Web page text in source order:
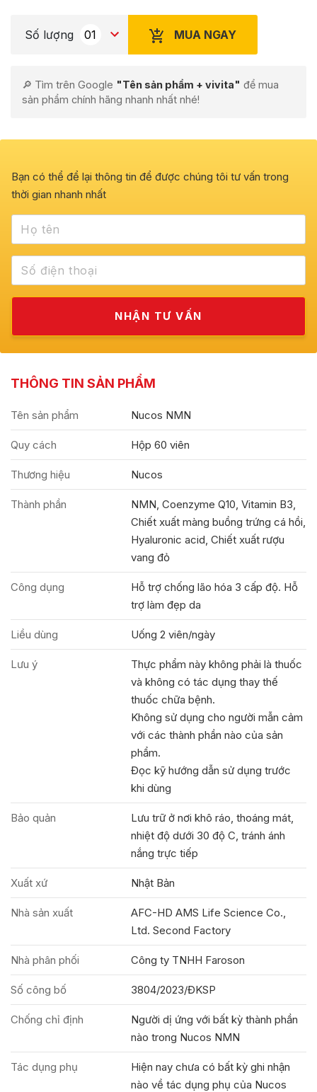
Số lượng MUA NGAY
🔎 Tìm trên Google "Tên sản phẩm + vivita" để mua
sản phẩm chính hãng nhanh nhất nhé!
Bạn có thể để lại thông tin để được chúng tôi tư vấn trong
thời gian nhanh nhất
THÔNG TIN SẢN PHẨM
Tên sản phẩm Nucos NMN
Quy cách Hộp 60 viên
Thương hiệu Nucos
Thành phần
NMN, Coenzyme Q10, Vitamin B3,
Chiết xuất màng buồng trứng cá hồi,
Hyaluronic acid, Chiết xuất rượu
vang đỏ
Công dụng
Hỗ trợ chống lão hóa 3 cấp độ. Hỗ
trợ làm đẹp da
Liều dùng Uống 2 viên/ngày
Lưu ý
Thực phẩm này không phải là thuốc
và không có tác dụng thay thế
thuốc chữa bệnh.
Không sử dụng cho người mẫn cảm
với các thành phần nào của sản
phẩm.
Đọc kỹ hướng dẫn sử dụng trước
khi dùng
Bảo quản
Lưu trữ ở nơi khô ráo, thoáng mát,
nhiệt độ dưới 30 độ C, tránh ánh
nắng trực tiếp
Xuất xứ Nhật Bản
Nhà sản xuất
AFC-HD AMS Life Science Co.,
Ltd. Second Factory
Nhà phân phối Công ty TNHH Faroson
Số công bố 3804/2023/ĐKSP
Chống chỉ định
Người dị ứng với bất kỳ thành phần
nào trong Nucos NMN
Tác dụng phụ
Hiện nay chưa có bất kỳ ghi nhận
nào về tác dụng phụ của Nucos